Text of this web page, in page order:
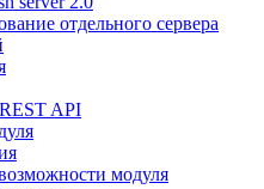
отдельного сервера
API
модуля